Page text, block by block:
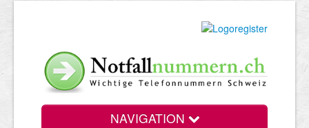
NAVIGATION